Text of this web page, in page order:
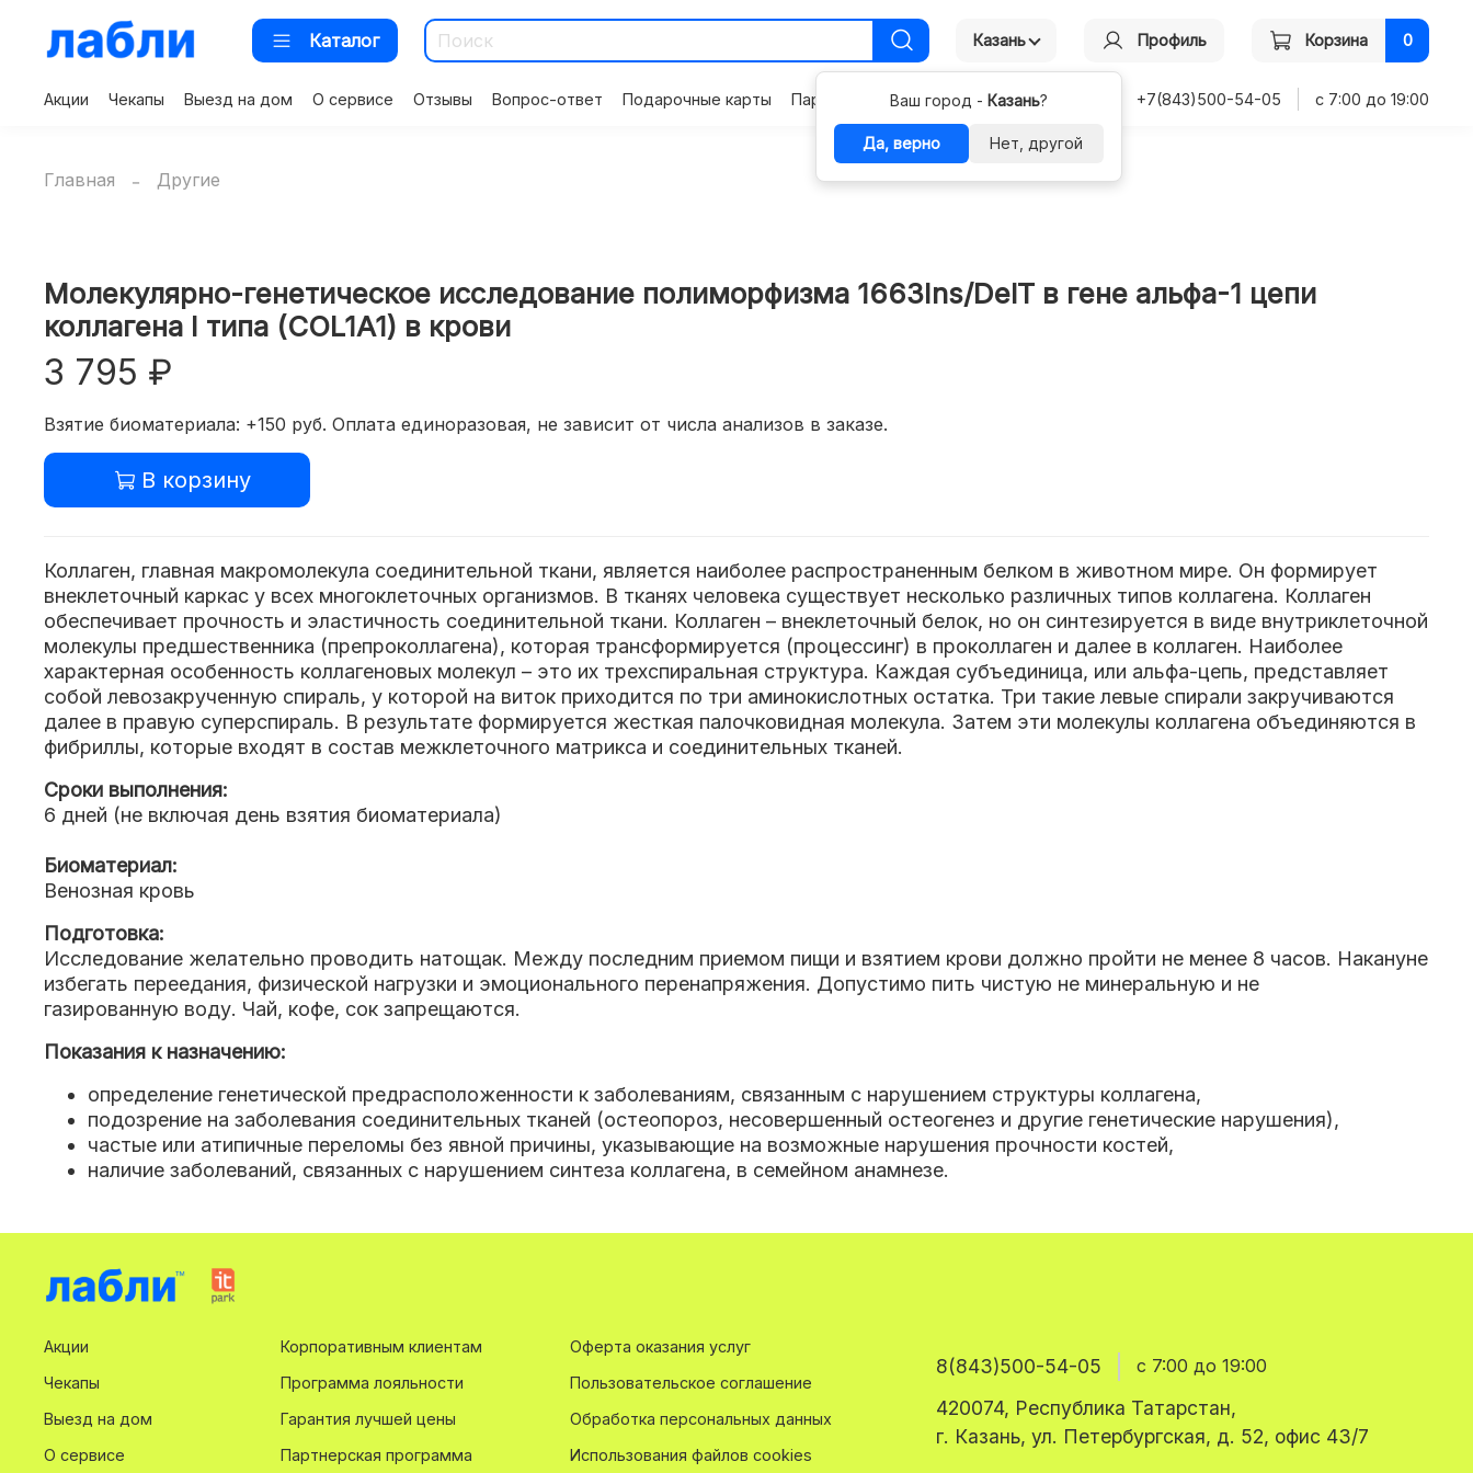
Каталог Казань
Ваш город - Казань?
Да, верно Нет, другой
Профиль Корзина 0
Акции Чекапы Выезд на дом О сервисе Отзывы Вопрос-ответ Подарочные карты Партнерам Контакты +7(843)500-54-05 с 7:00 до 19:00
Главная Другие
Молекулярно-генетическое исследование полиморфизма 1663Ins/DelT в гене альфа-1 цепи
коллагена I типа (COL1A1) в крови
3 795 ₽
Взятие биоматериала: +150 руб. Оплата единоразовая, не зависит от числа анализов в заказе.
В корзину
Коллаген, главная макромолекула соединительной ткани, является наиболее распространенным белком в животном мире. Он формирует
внеклеточный каркас у всех многоклеточных организмов. В тканях человека существует несколько различных типов коллагена. Коллаген
обеспечивает прочность и эластичность соединительной ткани. Коллаген – внеклеточный белок, но он синтезируется в виде внутриклеточной
молекулы предшественника (препроколлагена), которая трансформируется (процессинг) в проколлаген и далее в коллаген. Наиболее
характерная особенность коллагеновых молекул – это их трехспиральная структура. Каждая субъединица, или альфа-цепь, представляет
собой левозакрученную спираль, у которой на виток приходится по три аминокислотных остатка. Три такие левые спирали закручиваются
далее в правую суперспираль. В результате формируется жесткая палочковидная молекула. Затем эти молекулы коллагена объединяются в
фибриллы, которые входят в состав межклеточного матрикса и соединительных тканей.
Сроки выполнения:
6 дней (не включая день взятия биоматериала)
Биоматериал:
Венозная кровь
Подготовка:
Исследование желательно проводить натощак. Между последним приемом пищи и взятием крови должно пройти не менее 8 часов. Накануне
избегать переедания, физической нагрузки и эмоционального перенапряжения. Допустимо пить чистую не минеральную и не
газированную воду. Чай, кофе, сок запрещаются.
Показания к назначению:
определение генетической предрасположенности к заболеваниям, связанным с нарушением структуры коллагена,
подозрение на заболевания соединительных тканей (остеопороз, несовершенный остеогенез и другие генетические нарушения),
частые или атипичные переломы без явной причины, указывающие на возможные нарушения прочности костей,
наличие заболеваний, связанных с нарушением синтеза коллагена, в семейном анамнезе.
Акции
Чекапы
Выезд на дом
О сервисе
Корпоративным клиентам
Программа лояльности
Гарантия лучшей цены
Партнерская программа
Оферта оказания услуг
Пользовательское соглашение
Обработка персональных данных
Использования файлов cookies
8(843)500-54-05 с 7:00 до 19:00
420074, Республика Татарстан,
г. Казань, ул. Петербургская, д. 52, офис 43/7